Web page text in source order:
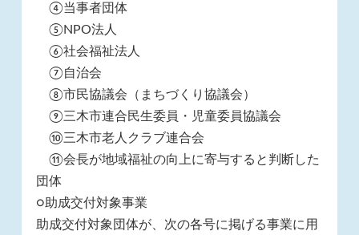
④当事者団体
⑤NPO法人
⑥社会福祉法人
⑦自治会
⑧市民協議会（まちづくり協議会）
⑨三木市連合民生委員・児童委員協議会
⑩三木市老人クラブ連合会
⑪会長が地域福祉の向上に寄与すると判断した
団体
○助成交付対象事業
助成交付対象団体が、次の各号に掲げる事業に用